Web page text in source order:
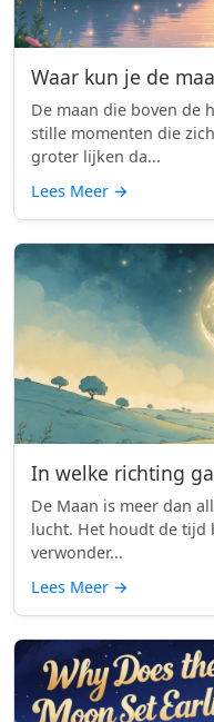
Waar kun je de
De maan die boven de
stille momenten die
groter lijken da...
Lees Meer →
In welke richting
De Maan is meer dan
lucht. Het houdt de tijd
verwonder...
Lees Meer →